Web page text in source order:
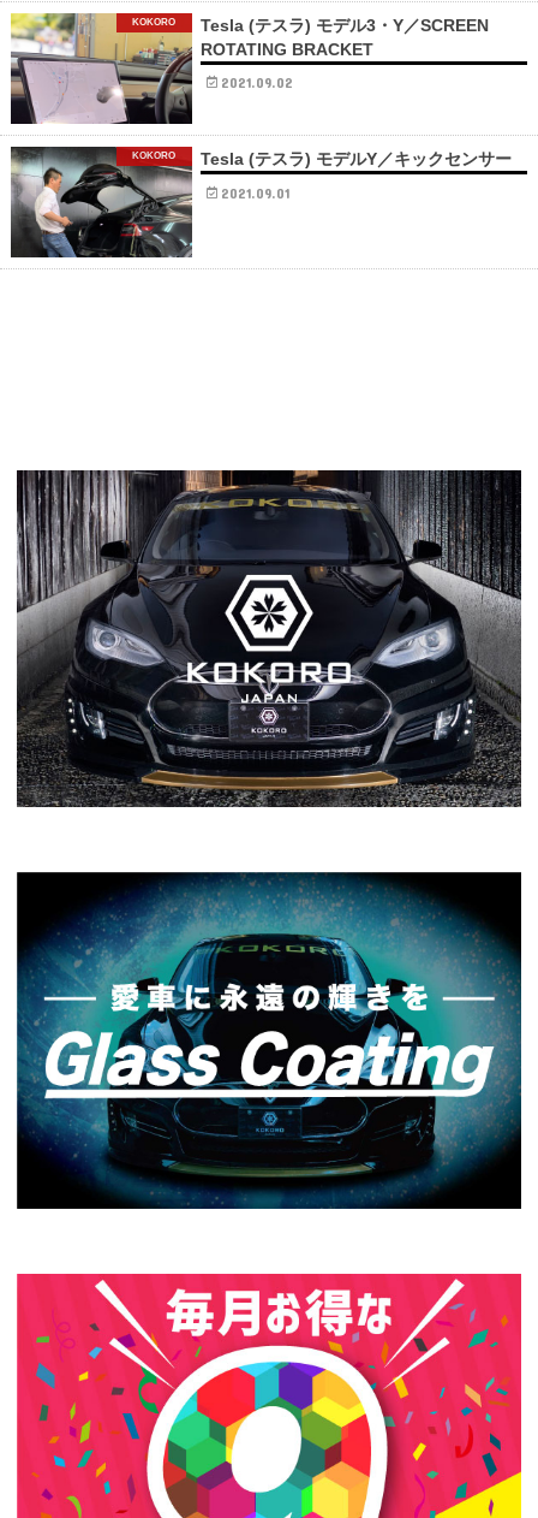
KOKORO
Tesla (テスラ) モデル3・Y／SCREEN
ROTATING BRACKET
2021.09.02
KOKORO Tesla (テスラ) モデルY／キックセンサー
2021.09.01